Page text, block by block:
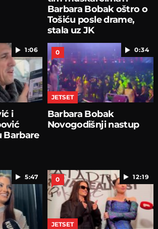
Barbara Bobak oštro o
Tošiću posle drame,
stala uz JK
1:06
i
Barbare
0:34
0
JETSET
Barbara Bobak
Novogodišnji nastup
5:47 12:19
0
JETSET